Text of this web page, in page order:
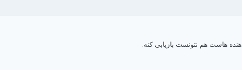
هاست هم نتونست بازیابی کنه.